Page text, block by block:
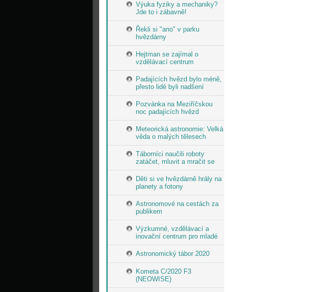
Výuka fyziky a mechaniky?
Jde to i zábavně!
Řekli si "ano" v parku
hvězdárny
Hejtman se zajímal o
vzdělávací centrum
Padajících hvězd bylo méně,
přesto lidé byli nadšení
Pozvánka na Meziříčskou
noc padajících hvězd
Meteorická astronomie: Velká
věda o malých tělesech
Táborníci naučili roboty
zatáčet, mluvit a mračit se
Děti si ve hvězdárně hrály na
planety a fotony
Astronomové na cestách za
publikem
Výzkumné, vzdělávací a
inovační centrum pro mladé
Astronomický tábor 2020
Kometa C/2020 F3
(NEOWISE)